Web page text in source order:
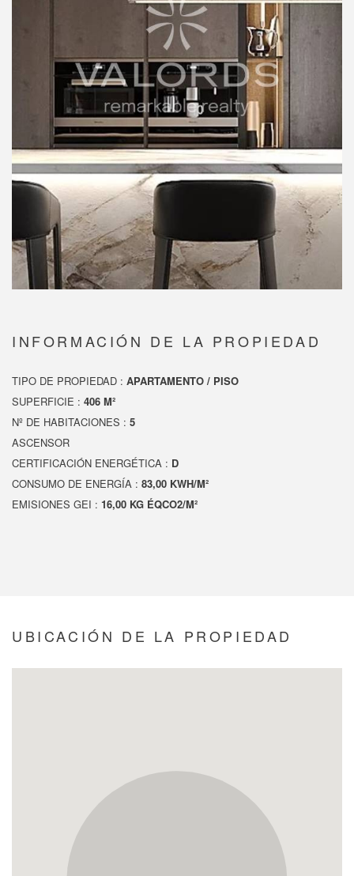
INFORMACIÓN DE LA PROPIEDAD
TIPO DE PROPIEDAD : APARTAMENTO / PISO
SUPERFICIE : 406 M²
Nº DE HABITACIONES : 5
ASCENSOR
CERTIFICACIÓN ENERGÉTICA : D
CONSUMO DE ENERGÍA : 83,00 KWH/M²
EMISIONES GEI : 16,00 KG ÉQCO2/M²
UBICACIÓN DE LA PROPIEDAD